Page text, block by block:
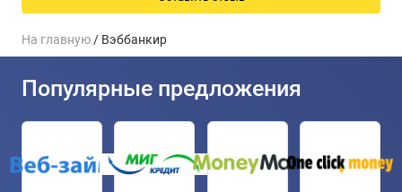
На главную / Вэббанкир
Популярные предложения